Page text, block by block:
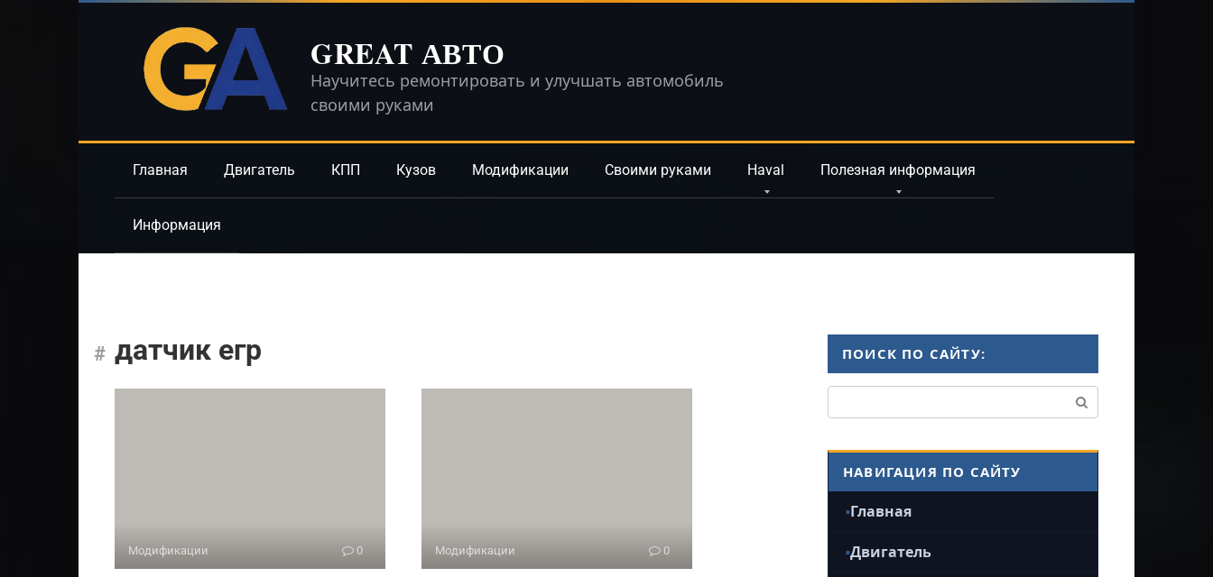
GREAT АВТО
Научитесь ремонтировать и улучшать автомобиль
своими руками
Главная Двигатель КПП Кузов Модификации Своими руками Haval Полезная информация
Информация
датчик егр
Модификации 0 Модификации 0
ПОИСК ПО САЙТУ:
НАВИГАЦИЯ ПО САЙТУ
Главная
Двигатель